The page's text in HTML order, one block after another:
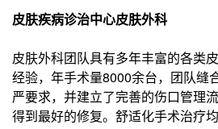
皮肤疾病诊治中心皮肤外科
皮肤外科团队具有多年丰富的各类
经验，年手术量8000余台，团队缝
严要求，并建立了完善的伤口管理
得到最好的修复。舒适化手术治疗